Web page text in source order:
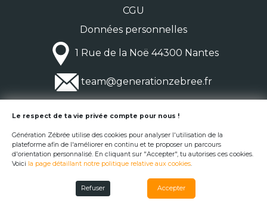
CGU
Données personnelles
1 Rue de la Noë 44300 Nantes
team@generationzebree.fr
© Génération Zébrée 2026
Le respect de ta vie privée compte pour nous !
Génération Zébrée utilise des cookies pour analyser l'utilisation de la
plateforme afin de l'améliorer en continu et te proposer un parcours
d'orientation personnalisé. En cliquant sur "Accepter", tu autorises ces cookies.
Voici la page détaillant notre politique relative aux cookies.
Refuser Accepter